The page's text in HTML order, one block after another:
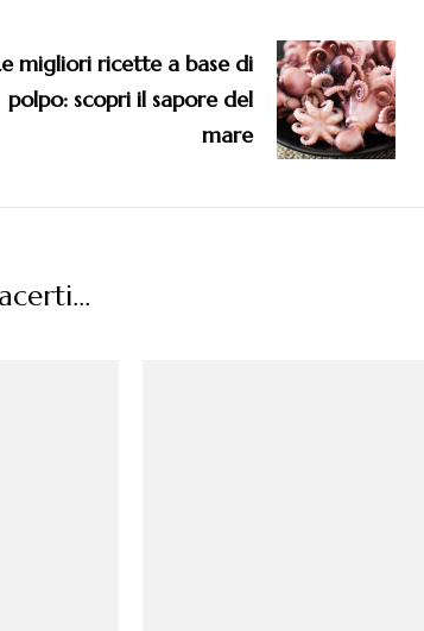
migliori ricette a base di
polpo: scopri il sapore del
mare